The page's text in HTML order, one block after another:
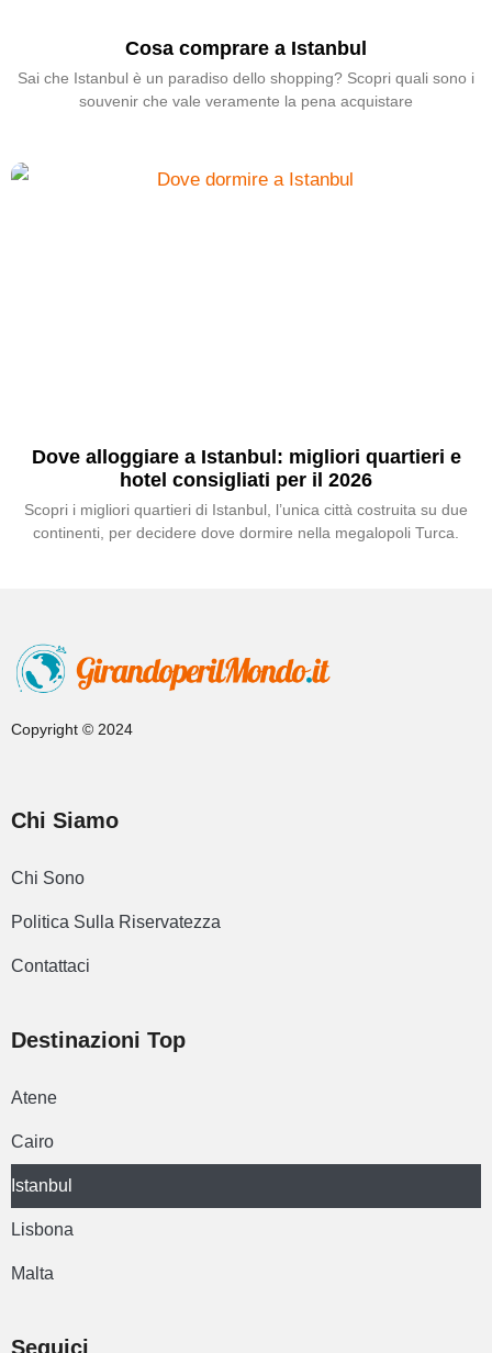
Cosa comprare a Istanbul
Sai che Istanbul è un paradiso dello shopping? Scopri quali sono i
souvenir che vale veramente la pena acquistare
Dove alloggiare a Istanbul: migliori quartieri e
hotel consigliati per il 2026
Scopri i migliori quartieri di Istanbul, l’unica città costruita su due
continenti, per decidere dove dormire nella megalopoli Turca.
Copyright © 2024
Chi Siamo
Chi Sono
Politica Sulla Riservatezza
Contattaci
Destinazioni Top
Atene
Cairo
Istanbul
Lisbona
Malta
Seguici